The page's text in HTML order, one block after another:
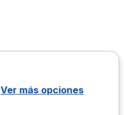
Ver más opciones